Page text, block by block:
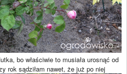
bo właściwie to musiała urosnąć od
rok sądziłam nawet, że już po niej